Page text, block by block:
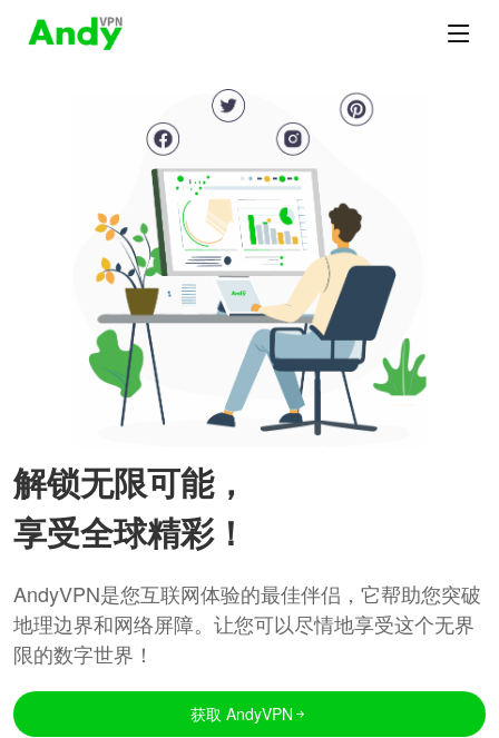
解锁无限可能，
享受全球精彩！
AndyVPN是您互联网体验的最佳伴侣，它帮助您突破
地理边界和网络屏障。让您可以尽情地享受这个无界
限的数字世界！
获取 AndyVPN